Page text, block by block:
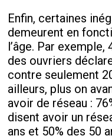
Enfin, certaines
demeurent en
l’âge. Par
des ouvriers
contre seulement
ailleurs, plus on
avoir de réseau :
disent avoir un
ans et 50% des 50